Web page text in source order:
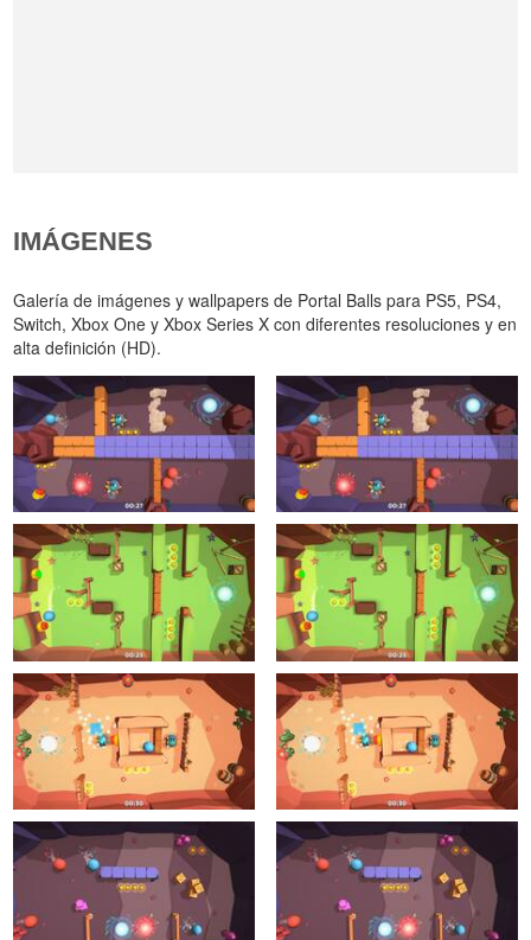
IMÁGENES
Galería de imágenes y wallpapers de Portal Balls para PS5, PS4,
Switch, Xbox One y Xbox Series X con diferentes resoluciones y en
alta definición (HD).